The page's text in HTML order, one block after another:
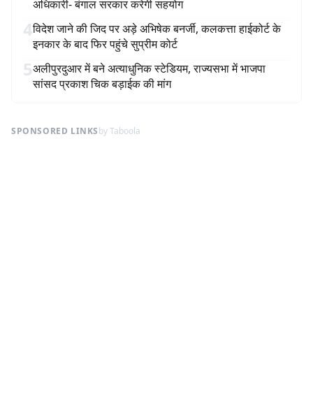
अधिकारी- बंगाल सरकार करेगी सहयोग
4विदेश जाने की जिद पर अड़े अभिषेक बनर्जी, कलकत्ता हाईकोर्ट के
इनकार के बाद फिर पहुंचे सुप्रीम कोर्ट
5अलीपुरदुआर में बने अत्याधुनिक स्टेडियम, राज्यसभा में भाजपा
सांसद प्रकाश चिक बड़ाईक की मांग
SPONSORED LINKSby Taboola